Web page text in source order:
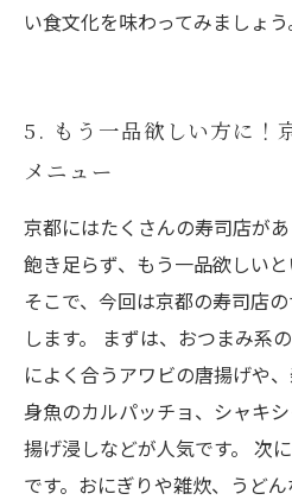
い食文化を味わってみましょう
5. もう一品欲しい方に！
メニュー
京都にはたくさんの寿司店が
飽き足らず、もう一品欲しいと
そこで、今回は京都の寿司店
します。 まずは、おつまみ系
によく合うアワビの唐揚げや
身魚のカルパッチョ、シャキ
揚げ浸しなどが人気です。 次
です。おにぎりや雑炊、うどん